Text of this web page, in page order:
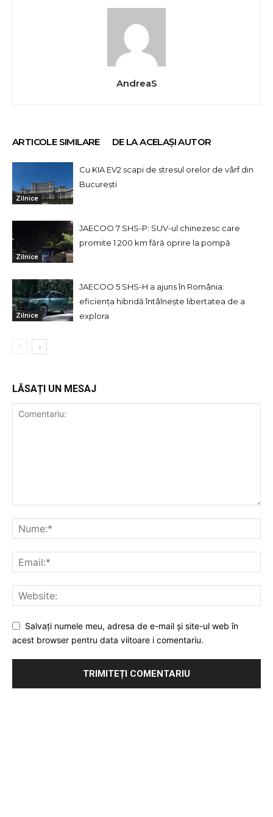
AndreaS
ARTICOLE SIMILARE DE LA ACELAȘI AUTOR
Zilnice
Cu KIA EV2 scapi de stresul orelor de vârf din
București
Zilnice
JAECOO 7 SHS-P: SUV-ul chinezesc care
promite 1.200 km fără oprire la pompă
Zilnice
JAECOO 5 SHS-H a ajuns în România:
eficiența hibridă întâlnește libertatea de a
explora
LĂSAȚI UN MESAJ
Salvați numele meu, adresa de e-mail și site-ul web în
acest browser pentru data viitoare i comentariu.